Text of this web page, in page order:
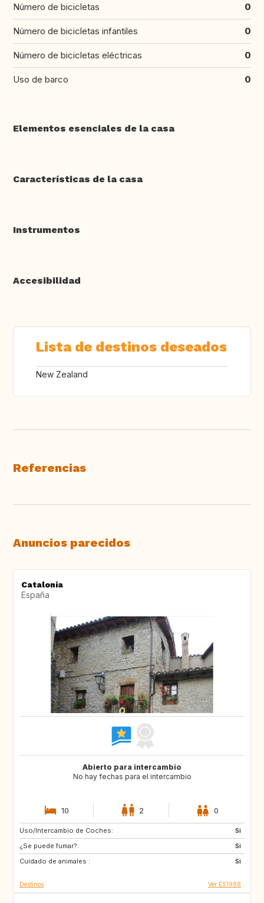
Número de bicicletas 0
Número de bicicletas infantiles 0
Número de bicicletas eléctricas 0
Uso de barco 0
Elementos esenciales de la casa
Características de la casa
Instrumentos
Accesibilidad
Lista de destinos deseados
New Zealand
Referencias
Anuncios parecidos
Catalonia
España
Abierto para intercambio
No hay fechas para el intercambio
10 2 0
Uso/Intercambio de Coches:
Si
¿Se puede fumar?:
Si
Cuidado de animales :
Si
NO
DE
Destinos Ver ES1988